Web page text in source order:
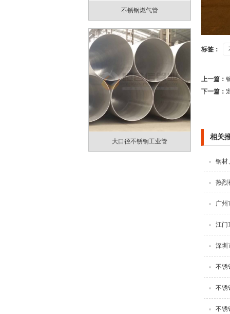
不锈钢燃气管
大口径不锈钢工业管
标签：
上一篇：
下一篇：
相关
钢材
热烈
广州
江门
深圳
不锈
不锈
不锈